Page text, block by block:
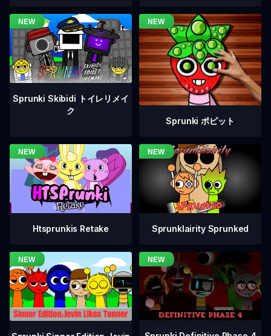
Sprunki Skibidi トイレリメイ
ク
Sprunki ポピット
Htsprunkis Retake Sprunklairity Sprunked